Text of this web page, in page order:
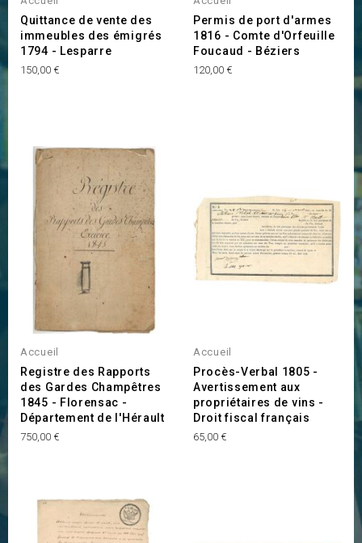
Quittance de vente des
immeubles des émigrés
1794 - Lesparre
Prix
150,00 €
Permis de port d'armes
1816 - Comte d'Orfeuille
Foucaud - Béziers
Prix
120,00 €
Accueil
Registre des Rapports
des Gardes Champêtres
1845 - Florensac -
Département de l'Hérault
Prix
750,00 €
Accueil
Procès-Verbal 1805 -
Avertissement aux
propriétaires de vins -
Droit fiscal français
Prix
65,00 €